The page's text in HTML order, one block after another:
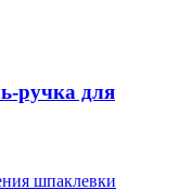
ручка для